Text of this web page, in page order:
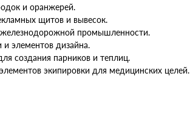
и оранжерей.
щитов и вывесок.
промышленности.
элементов дизайна.
создания парников и теплиц.
экипировки для медицинских целей.